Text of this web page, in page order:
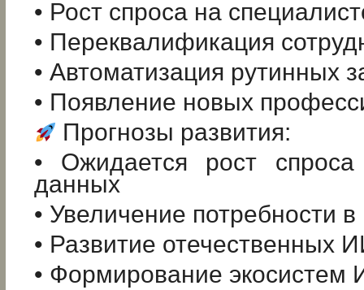
• Рост спроса на
• Переквалификация
• Автоматизация рутинных
• Появление новых
Прогнозы развития:
• Ожидается рост
данных
• Увеличение потребности
• Развитие отечественных
• Формирование